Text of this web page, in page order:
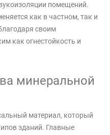
помещений.
как в частном, так и
своим
как огнестойкость и
минеральной
материал, который
зданий. Главные